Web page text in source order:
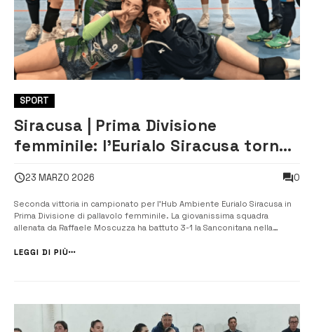
SPORT
Siracusa | Prima Divisione
femminile: l’Eurialo Siracusa torna
23 MARZO 2026 0
Seconda vittoria in campionato per l’Hub Ambiente Eurialo Siracusa in
Prima Divisione di pallavolo femminile. La giovanissima squadra
allenata da Raffaele Moscuzza ha battuto 3-1 la Sanconitana nella
cittadella dello sport e valevole per la tredicesima giornata di
LEGGI DI PIÙ